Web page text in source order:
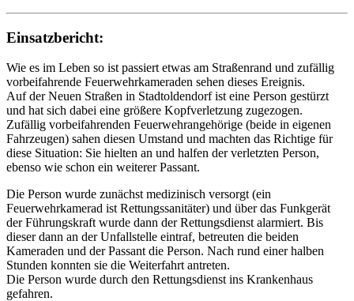
Einsatzbericht:
Wie es im Leben so ist passiert etwas am Straßenrand und zufällig
vorbeifahrende Feuerwehrkameraden sehen dieses Ereignis.
Auf der Neuen Straßen in Stadtoldendorf ist eine Person gestürzt
und hat sich dabei eine größere Kopfverletzung zugezogen.
Zufällig vorbeifahrenden Feuerwehrangehörige (beide in eigenen
Fahrzeugen) sahen diesen Umstand und machten das Richtige für
diese Situation: Sie hielten an und halfen der verletzten Person,
ebenso wie schon ein weiterer Passant.
Die Person wurde zunächst medizinisch versorgt (ein
Feuerwehrkamerad ist Rettungssanitäter) und über das Funkgerät
der Führungskraft wurde dann der Rettungsdienst alarmiert. Bis
dieser dann an der Unfallstelle eintraf, betreuten die beiden
Kameraden und der Passant die Person. Nach rund einer halben
Stunden konnten sie die Weiterfahrt antreten.
Die Person wurde durch den Rettungsdienst ins Krankenhaus
gefahren.